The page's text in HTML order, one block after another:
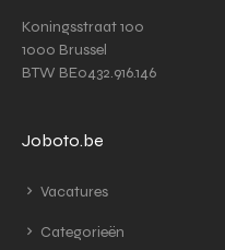
Koningsstraat 100
1000 Brussel
BTW BE0432.916.146
Joboto.be
Vacatures
Categorieën